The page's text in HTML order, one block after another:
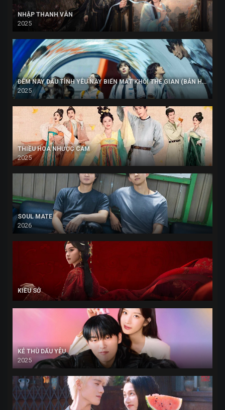
NHẬP THANH VÂN
2025
ĐÊM NAY DẪU TÌNH YÊU NÀY BIẾN MẤT KHỎI THẾ GIAN (BẢN HÀN)
2025
THIỀU HOA NHƯỢC CẨM
2025
SOUL MATE
2026
KIỀU SỞ
KẺ THÙ DẤU YÊU
2025